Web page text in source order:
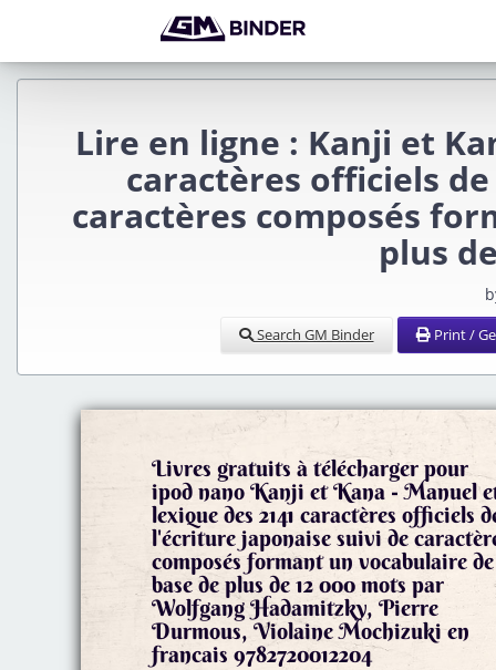
Lire en ligne : Kanji et
caractères officiels
caractères composés
plus
Search GM Binder Print /
Livres gratuits à télécharger pour
ipod nano Kanji et Kana - Manuel et
lexique des 2141 caractères officiels
l'écriture japonaise suivi de
composés formant un vocabulaire de
base de plus de 12 000 mots par
Wolfgang Hadamitzky, Pierre
Durmous, Violaine Mochizuki en
francais 9782720012204